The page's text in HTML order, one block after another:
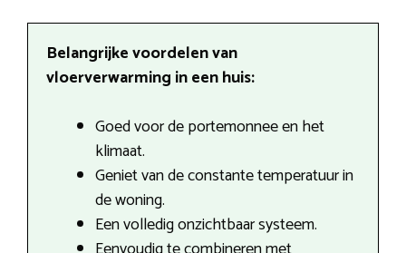
Belangrijke voordelen van
vloerverwarming in een huis:
Goed voor de portemonnee en het
klimaat.
Geniet van de constante temperatuur in
de woning.
Een volledig onzichtbaar systeem.